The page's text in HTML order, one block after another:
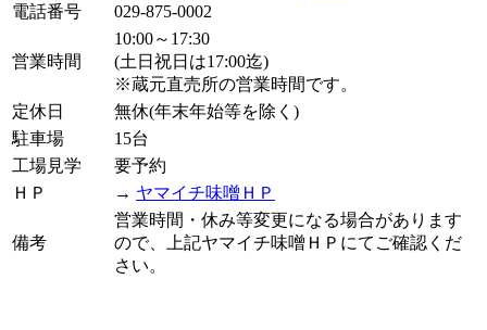
電話番号
029-875-0002
営業時間
10:00～17:30
(土日祝日は17:00迄)
※蔵元直売所の営業時間です。
定休日
無休(年末年始等を除く)
駐車場
15台
工場見学
要予約
ＨＰ
→ ヤマイチ味噌ＨＰ
備考
営業時間・休み等変更になる場合があります
ので、上記ヤマイチ味噌ＨＰにてご確認くだ
さい。